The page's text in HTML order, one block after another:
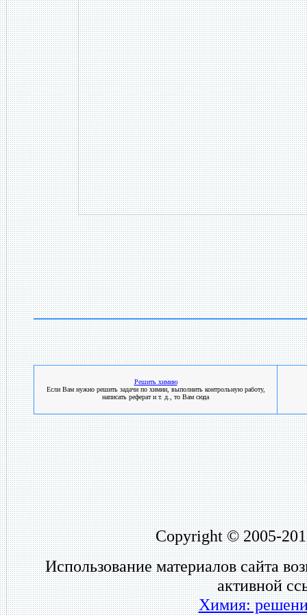
Решить химию
Если Вам нужно решить задачи по химии, выполнить контрольную работу,
написать реферат и т. д., то Вам сюда
Copyright © 2005-
Использование материалов сайта
активной
Химия: